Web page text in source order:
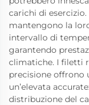
carichi di
mantengono la
intervallo di
garantendo
climatiche. I filetti
precisione offrono
un’elevata
distribuzione del